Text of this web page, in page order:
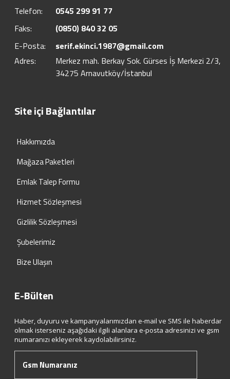
Telefon:
0545 299 91 77
Faks:
(0850) 840 32 05
E-Posta:
serif.ekinci.1987@gmail.com
Adres:
Merkez mah. Berkay Sok. Gürses İş Merkezi 2/3,
34275 Arnavutköy/İstanbul
Site içi Bağlantılar
Hakkımızda
Mağaza Paketleri
Emlak Talep Formu
Hizmet Sözleşmesi
Gizlilik Sözleşmesi
Şubelerimiz
Bize Ulaşın
E-Bülten
Haber, duyuru ve kampanyalarımızdan e-mail ve SMS ile haberdar
olmak isterseniz aşağıdaki ilgili alanlara e-posta adresinizi ve gsm
numaranızı ekleyerek kaydolabilirsiniz.